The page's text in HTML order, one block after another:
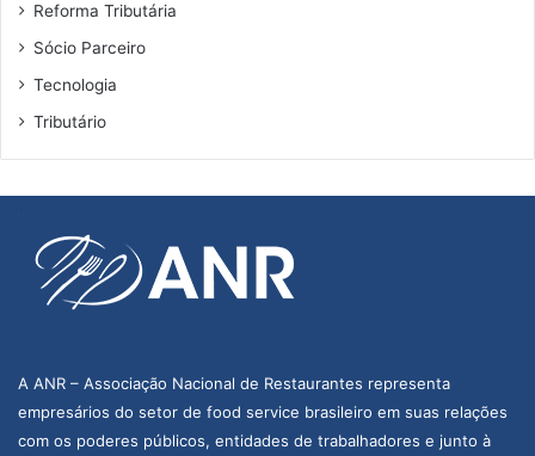
Reforma Tributária
Sócio Parceiro
Tecnologia
Tributário
A ANR – Associação Nacional de Restaurantes representa
empresários do setor de food service brasileiro em suas relações
com os poderes públicos, entidades de trabalhadores e junto à